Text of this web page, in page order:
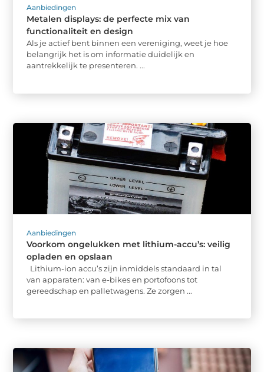
Aanbiedingen
Metalen displays: de perfecte mix van
functionaliteit en design
Als je actief bent binnen een vereniging, weet je hoe
belangrijk het is om informatie duidelijk en
aantrekkelijk te presenteren. ...
Aanbiedingen
Voorkom ongelukken met lithium-accu’s: veilig
opladen en opslaan
Lithium-ion accu’s zijn inmiddels standaard in tal
van apparaten: van e-bikes en portofoons tot
gereedschap en palletwagens. Ze zorgen ...